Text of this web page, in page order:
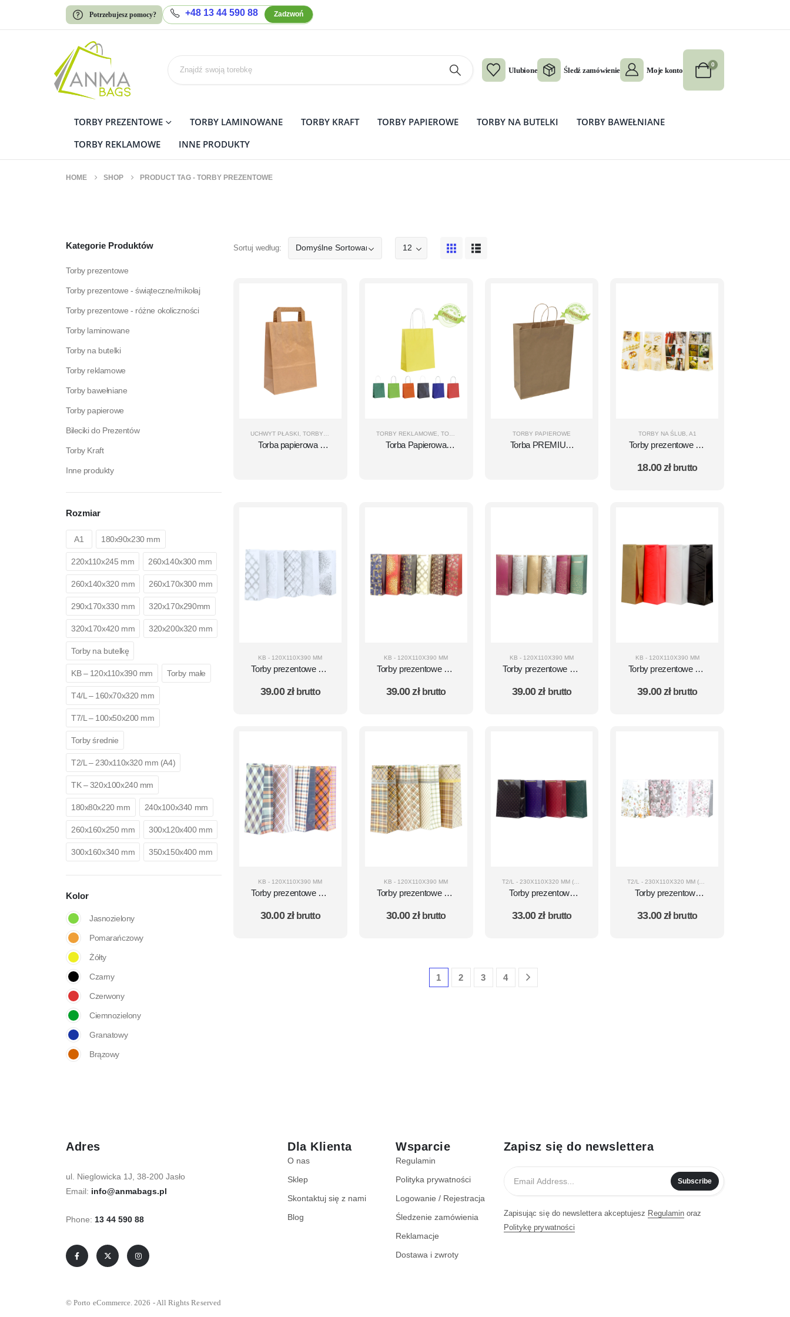
Potrzebujesz pomocy? +48 13 44 590 88 Zadzwoń
Ulubione Śledź zamówienie Moje konto
0
TORBY PREZENTOWE TORBY LAMINOWANE TORBY KRAFT TORBY PAPIEROWE TORBY NA BUTELKI
TORBY BAWEŁNIANE
TORBY REKLAMOWE
INNE PRODUKTY
HOME SHOP PRODUCT TAG - TORBY PREZENTOWE
Sortuj według:
UCHWYT PŁASKI TORBY PAPIEROWE
Torba papierowa -
TORBY REKLAMOWE TORBY PAPIEROWE
Torba Papierowa
TORBY PAPIEROWE
Torba PREMIUM
TORBY NA ŚLUB A1
Torby prezentowe A1
18.00zł brutto
KB - 120X110X390 MM
Torby prezentowe KB
wzór AV12
39.00zł brutto
KB - 120X110X390 MM
Torby prezentowe KB
wzór AV17
39.00zł brutto
KB - 120X110X390 MM
Torby prezentowe KB
wzór AV19
39.00zł brutto
KB - 120X110X390 MM
Torby prezentowe KB
wzór AV21
39.00zł brutto
KB - 120X110X390 MM
Torby prezentowe KB
42
30.00zł brutto
KB - 120X110X390 MM
Torby prezentowe KB
44
30.00zł brutto
T2/L - 230X110X320 MM (A4)
Torby prezentowe
zestaw 10 szt. – wzór
33.00zł brutto
Torby prezentowe
zestaw 10 szt. – wzór
33.00zł brutto
1 2 3 4
Kategorie Produktów
Torby prezentowe
Torby prezentowe - świąteczne/mikołaj
Torby prezentowe - różne okoliczności
Torby laminowane
Torby na butelki
Torby reklamowe
Torby bawełniane
Torby papierowe
Bileciki do Prezentów
Torby Kraft
Inne produkty
Rozmiar
A1 180x90x230 mm
220x110x245 mm 260x140x300 mm
260x140x320 mm 260x170x300 mm
290x170x330 mm 320x170x290mm
320x170x420 mm 320x200x320 mm
Torby na butelkę
KB – 120x110x390 mm Torby małe
T4/L – 160x70x320 mm
T7/L – 100x50x200 mm
Torby średnie
T2/L – 230x110x320 mm (A4)
TK – 320x100x240 mm
180x80x220 mm 240x100x340 mm
260x160x250 mm 300x120x400 mm
300x160x340 mm 350x150x400 mm
Kolor
Jasnozielony
Pomarańczowy
Żółty
Czarny
Czerwony
Ciemnozielony
Granatowy
Brązowy
Adres
ul. Nieglowicka 1J, 38-200 Jasło
Email: info@anmabags.pl
Phone: 13 44 590 88
Dla Klienta
O nas
Sklep
Skontaktuj się z nami
Blog
Wsparcie
Regulamin
Polityka prywatności
Logowanie / Rejestracja
Śledzenie zamówienia
Reklamacje
Dostawa i zwroty
Zapisz się do newslettera
Subscribe
Zapisując się do newslettera akceptujesz Regulamin oraz
Politykę prywatności
© Porto eCommerce. 2026 - All Rights Reserved